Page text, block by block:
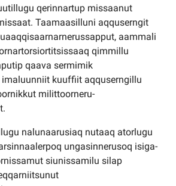
qerinnartup missaanut
Taamaasilluni aqquserngit
aammali
qimmillu
qaava sermimik
kuuffiit aqquserngillu
milittoorneru-
nalunaarusiaq nutaaq atorlugu
ungasinnerusoq isiga-
siunissamilu silap